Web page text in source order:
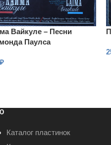
Вайкуле – Песни
Паулса
₽
Каталог пластинок